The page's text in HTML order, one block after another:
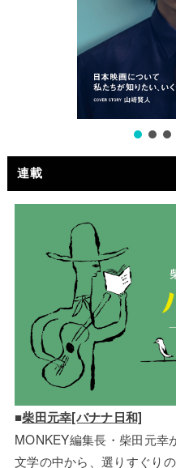
連載
■柴田元幸[バナナ日和]
MONKEY編集長・柴田元幸
文学の中から、選りすぐり